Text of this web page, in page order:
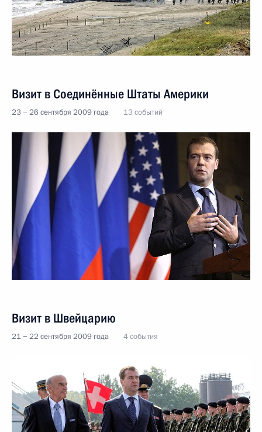
Визит в Соединённые Штаты Америки
23 − 26 сентября 2009 года 13 событий
Визит в Швейцарию
21 − 22 сентября 2009 года 4 события